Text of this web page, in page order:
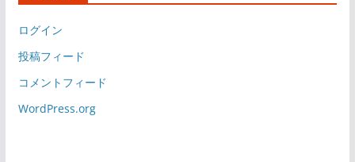
ログイン
投稿フィード
コメントフィード
WordPress.org